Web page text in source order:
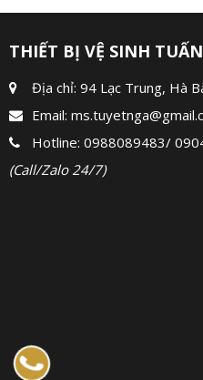
THIẾT BỊ VỆ SINH
Địa chỉ: 94 Lạc Trung, Hà
Email:
Hotline: 0988089483/
(Call/Zalo 24/7)